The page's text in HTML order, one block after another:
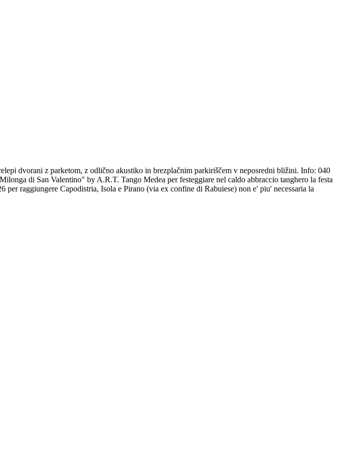
dvorani z parketom, z odlično akustiko in brezplačnim parkiriščem v neposredni bližini. Info: 040
Valentino" by A.R.T. Tango Medea per festeggiare nel caldo abbraccio tanghero la festa
raggiungere Capodistria, Isola e Pirano (via ex confine di Rabuiese) non e' piu' necessaria la